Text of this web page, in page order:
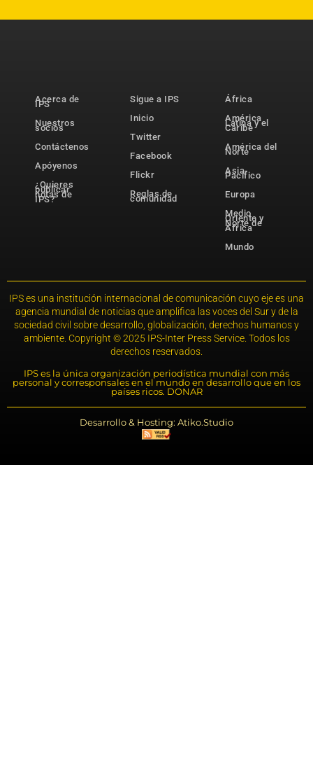
Acerca de
IPS
Nuestros
socios
Contáctenos
Apóyenos
¿Quieres
publicar
notas de
IPS?
Sigue a IPS
Inicio
Twitter
Facebook
Flickr
Reglas de
comunidad
África
América
Latina y el
Caribe
América del
Norte
Asia-
Pacífico
Europa
Medio
Oriente y
Norte de
África
Mundo
IPS es una institución internacional de comunicación cuyo eje es una
agencia mundial de noticias que amplifica las voces del Sur y de la
sociedad civil sobre desarrollo, globalización, derechos humanos y
ambiente. Copyright © 2025 IPS-Inter Press Service. Todos los
derechos reservados.
IPS es la única organización periodística mundial con más
personal y corresponsales en el mundo en desarrollo que en los
países ricos. DONAR
Desarrollo & Hosting: Atiko.Studio